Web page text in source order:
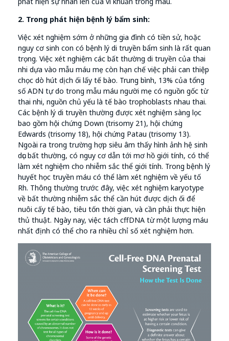
2. Trong phát hiện bệnh lý bẩm sinh:
Việc xét nghiệm sớm ở những gia đình có tiền sử, hoặc
nguy cơ sinh con có bệnh lý di truyền bẩm sinh là rất quan
trọng. Việc xét nghiệm các bất thường di truyền của thai
nhi dựa vào mẫu máu mẹ còn hạn chế việc phải can thiệp
chọc dò hút dịch ối lấy tế bào. Trung bình, 13% của tổng
số ADN tự do trong mẫu máu người mẹ có nguồn gốc từ
thai nhi, nguồn chủ yếu là tế bào trophoblasts nhau thai.
Các bệnh lý di truyền thường được xét nghiệm sàng lọc
bao gồm hội chứng Down (trisomy 21), hội chứng
Edwards (trisomy 18), hội chứng Patau (trisomy 13).
Ngoài ra trong trường hợp siêu âm thấy hình ảnh hệ sinh
dục bất thường, có nguy cơ dẫn tới mơ hồ giới tính, có thể
làm xét nghiệm cho nhiễm sắc thể giới tính. Trong bệnh lý
huyết học truyền máu có thể làm xét nghiệm về yếu tố
Rh. Thông thường trước đây, việc xét nghiệm karyotype
về bất thường nhiễm sắc thể cần hút được dịch ối để
nuôi cấy tế bào, tiêu tốn thời gian, và cần phải thực hiện
thủ thuật. Ngày nay, việc tách cffDNA từ một lượng máu
nhất định có thể cho ra nhiều chỉ số xét nghiệm hơn.